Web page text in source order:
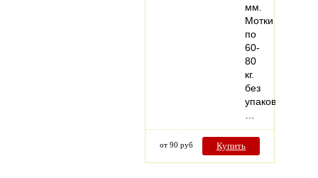
мм.
Мотки
по
60-
80
кг.
без
упаковки.
от 90 руб Купить